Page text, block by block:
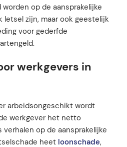
op de aansprakelijke
letsel zijn, maar ook geestelijk
voor gederfde
werkgevers in
arbeidsongeschikt wordt
werkgever het netto
op de aansprakelijke
heet loonschade,